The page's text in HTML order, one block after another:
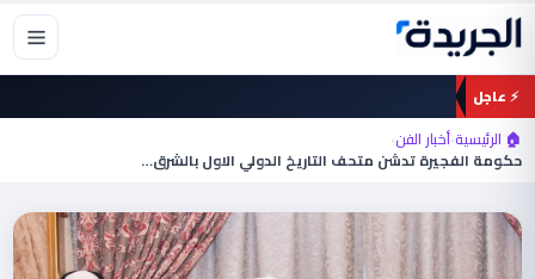
تخطي
المحتوى
⚡ عاجل
🏠 الرئيسية›أخبار الفن›
حكومة الفجيرة تدشن متحف التاريخ الدولي الاول بالشرق…